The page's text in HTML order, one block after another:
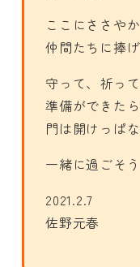
ここにささや
仲間たちに捧
守って、祈って
準備ができた
門は開けっぱ
一緒に過ごそう
2021.2.7
佐野元春